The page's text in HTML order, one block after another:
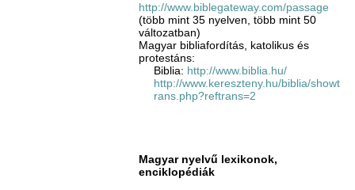
http://www.biblegateway.com/passage
(több mint 35 nyelven, több mint 50
változatban)
Magyar bibliafordítás, katolikus és
protestáns:
Biblia: http://www.biblia.hu/
http://www.kereszteny.hu/biblia/showt
rans.php?reftrans=2
Magyar nyelvű lexikonok,
enciklopédiák